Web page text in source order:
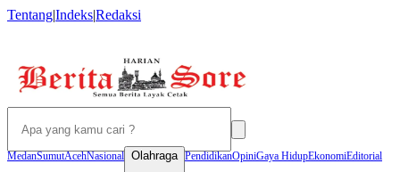
Tentang|Indeks|Redaksi
MedanSumutAcehNasional Olahraga PendidikanOpiniGaya HidupEkonomiEditorial